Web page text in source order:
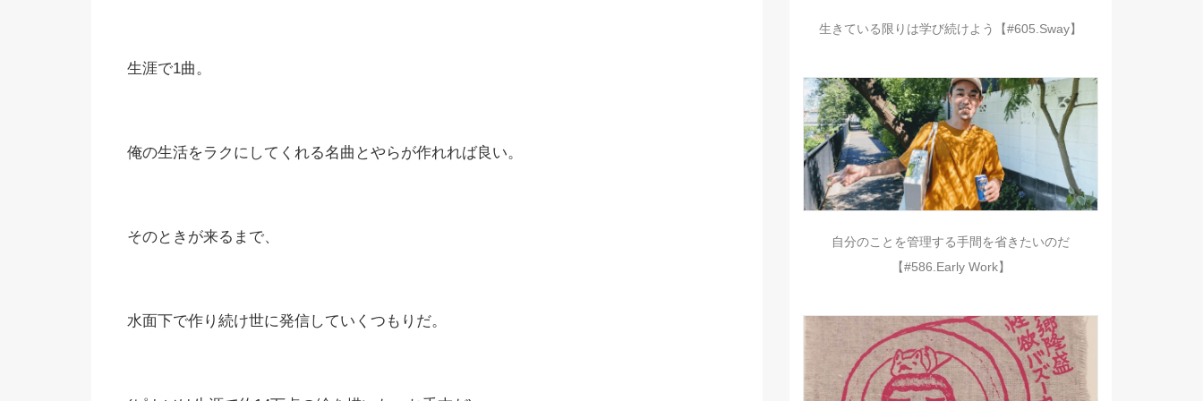
生涯で1曲。
俺の生活をラクにしてくれる名曲とやらが作れれば良い。
そのときが来るまで、
水面下で作り続け世に発信していくつもりだ。
生きている限りは学び続けよう【#605.Sway】
自分のことを管理する手間を省きたいのだ
【#586.Early Work】